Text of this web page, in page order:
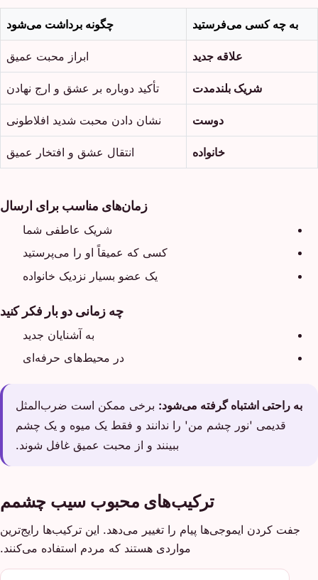
به چه کسی می‌فرستید چگونه برداشت می‌شود
علاقه جدید ابراز محبت عمیق
شریک بلندمدت تأکید دوباره بر عشق و ارج نهادن
دوست نشان دادن محبت شدید افلاطونی
خانواده انتقال عشق و افتخار عمیق
زمان‌های مناسب برای ارسال
شریک عاطفی شما
کسی که عمیقاً او را می‌پرستید
یک عضو بسیار نزدیک خانواده
چه زمانی دو بار فکر کنید
به آشنایان جدید
در محیط‌های حرفه‌ای
به راحتی اشتباه گرفته می‌شود: برخی ممکن است ضرب‌المثل
قدیمی 'نور چشم من' را ندانند و فقط یک میوه و یک چشم
ببینند و از محبت عمیق غافل شوند.
ترکیب‌های محبوب سیب چشمم
جفت کردن ایموجی‌ها پیام را تغییر می‌دهد. این ترکیب‌ها رایج‌ترین
مواردی هستند که مردم استفاده می‌کنند.